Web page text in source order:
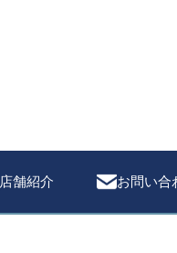
店舗紹介 お問い合